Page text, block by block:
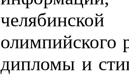
олимпийского
дипломы и